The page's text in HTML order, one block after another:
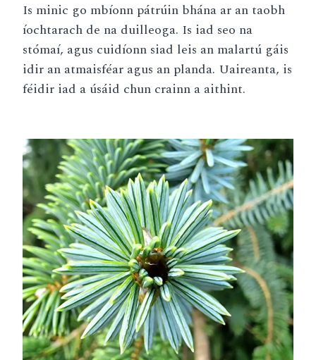
Is minic go mbíonn pátrúin bhána ar an taobh
íochtarach de na duilleoga. Is iad seo na
stómaí, agus cuidíonn siad leis an malartú gáis
idir an atmaisféar agus an planda. Uaireanta, is
féidir iad a úsáid chun crainn a aithint.